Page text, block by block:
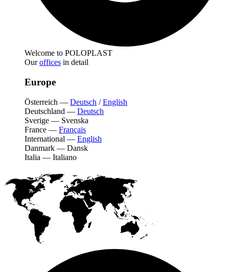
Welcome to POLOPLAST
Ouroffices in detail
Europe
Österreich — Deutsch /English
Deutschland — Deutsch
Sverige — Svenska
France — Français
International — English
Danmark — Dansk
Italia — Italiano